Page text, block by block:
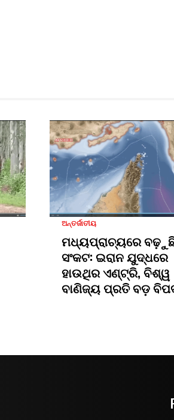
ଅନ୍ତର୍ଜାତୀୟ
ମଧ୍ୟପ୍ରାଚ୍ୟରେ
ସଂକଟ: ଇରାନ ଯୁଦ୍ଧରେ
ହାଉଥିର ଏଣ୍ଟ୍ରି, ବିଶ୍ୱ
ବାଣିଜ୍ୟ ପ୍ରତି ବଡ଼